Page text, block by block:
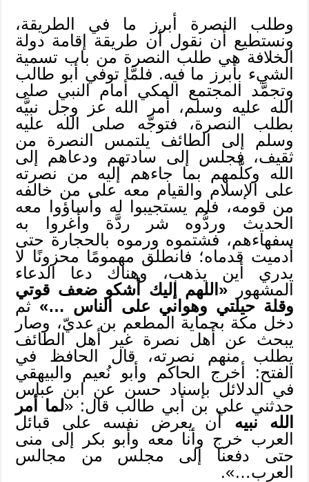
وطلب النصرة أبرز ما في الطريقة،
ونستطيع أن نقول أن طريقة إقامة دولة
الخلافة هي طلب النصرة من باب تسمية
الشيء بأبرز ما فيه. فلمَّا توفي أبو طالب
وتجمَّد المجتمع المكي أمام النبي صلى
الله عليه وسلم، أمر الله عز وجل نبيَّه
بطلب النصرة، فتوجَّه صلى الله عليه
وسلم إلى الطائف يلتمس النصرة من
ثقيف، فجلس إلى سادتهم ودعاهم إلى
الله وكلَّمهم بما جاءهم إليه من نصرته
على الإسلام والقيام معه على من خالفه
من قومه، فلم يستجيبوا له وأساؤوا معه
الحديث وردُّوه شر ردَّة وأغروا به
سفهاءهم، فشتموه ورموه بالحجارة حتى
أدميت قدماه؛ فانطلق مهمومًا محزونًا لا
يدري أين يذهب، وهناك دعا الدعاء
المشهور«اللهم إليك أشكو ضعف قوتي
وقلة حيلتي وهواني على الناس …»ثم
دخل مكة بحماية المطعم بن عديّ، وصار
يبحث عن أهل نصرة غير أهل الطائف
يطلب منهم نصرته، قال الحافظ في
الفتح: أخرج الحاكم وأبو نُعيم والبيهقي
في الدلائل بإسناد حسن عن ابن عباس
حدثني علي بن أبي طالب قال: «لما أمر
الله نبيهأن يعرض نفسه على قبائل
العرب خرج وأنا معه وأبو بكر إلى منى
حتى دفعنا إلى مجلس من مجالس
العرب…».